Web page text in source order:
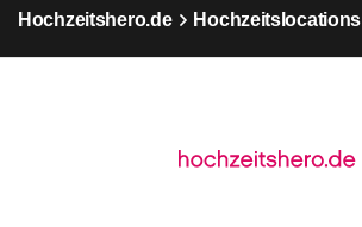
Hochzeitshero.de Hochzeitslocations